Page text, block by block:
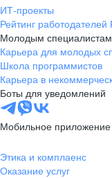
ИТ-проекты
Рейтинг работодателей
Молодым специалистам
Карьера для молодых
Школа программистов
Карьера в
Боты для уведомлений
Мобильное приложение
Этика и комплаенс
Оказание услуг